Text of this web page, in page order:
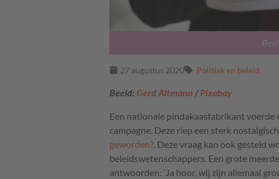
27 augustus 2020 Politiek en beleid
Beeld: Gerd Altmann /Pixabay
Een nationale pindakaasfabrikant voerde
campagne. Deze riep een sterk
geworden? . Deze vraag kan ook gesteld
beleidswetenschappers. Een grote
antwoorden: ‘Ja hoor, wij zijn allemaal